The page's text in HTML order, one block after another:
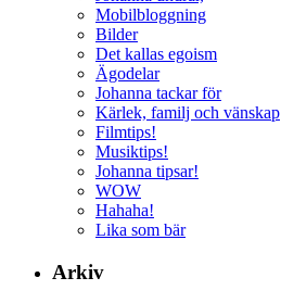
Mobilbloggning
Bilder
Det kallas egoism
Ägodelar
Johanna tackar för
Kärlek, familj och vänskap
Filmtips!
Musiktips!
Johanna tipsar!
WOW
Hahaha!
Lika som bär
Arkiv